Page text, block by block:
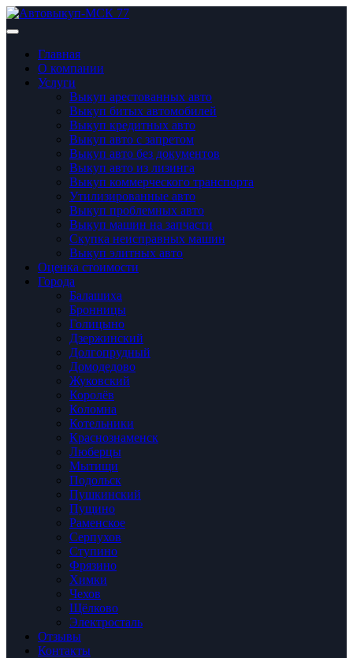
Главная
О компании
Услуги
Выкуп арестованных авто
Выкуп битых автомобилей
Выкуп кредитных авто
Выкуп авто с запретом
Выкуп авто без документов
Выкуп авто из лизинга
Выкуп коммерческого транспорта
Утилизированные авто
Выкуп проблемных авто
Выкуп машин на запчасти
Скупка неисправных машин
Выкуп элитных авто
Оценка стоимости
Города
Балашиха
Бронницы
Голицынo
Дзержинский
Долгопрудный
Домодедово
Жуковский
Королёв
Коломна
Котельники
Краснознаменск
Люберцы
Мытищи
Подольск
Пушкинский
Пущино
Раменское
Серпухов
Ступино
Фрязино
Химки
Чехов
Щёлково
Электросталь
Отзывы
Контакты